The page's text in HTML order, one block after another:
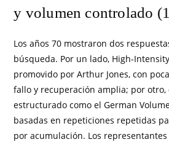
y volumen controlado
Los años 70 mostraron dos
búsqueda. Por un lado, High-
promovido por Arthur Jones, con
fallo y recuperación amplia; por
estructurado como el German
basadas en repeticiones repetidas
por acumulación. Los